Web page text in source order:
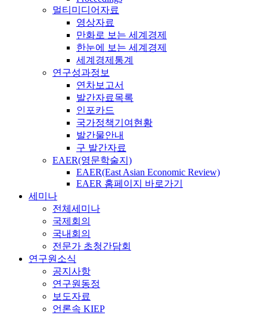
멀티미디어자료
영상자료
만화로 보는 세계경제
한눈에 보는 세계경제
세계경제통계
연구성과정보
연차보고서
발간자료목록
인포카드
국가정책기여현황
발간물안내
구 발간자료
EAER(영문학술지)
EAER(East Asian Economic Review)
EAER 홈페이지 바로가기
세미나
전체세미나
국제회의
국내회의
전문가 초청간담회
연구원소식
공지사항
연구원동정
보도자료
언론속 KIEP